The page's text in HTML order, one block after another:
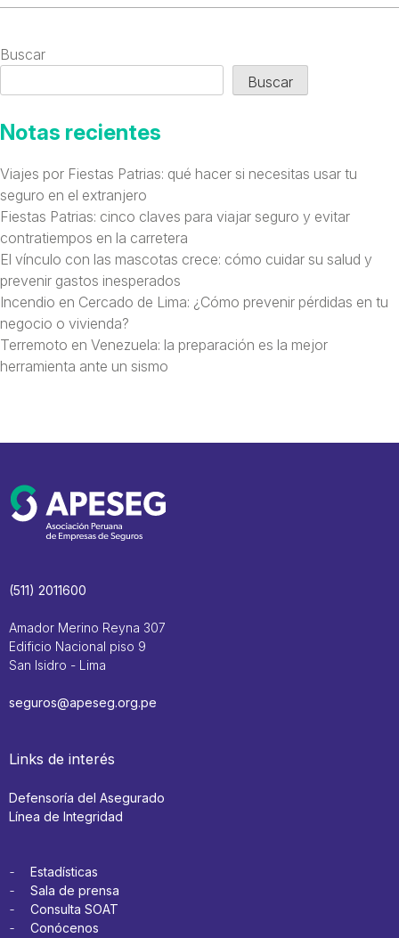
Buscar
Buscar
Notas recientes
Viajes por Fiestas Patrias: qué hacer si necesitas usar tu
seguro en el extranjero
Fiestas Patrias: cinco claves para viajar seguro y evitar
contratiempos en la carretera
El vínculo con las mascotas crece: cómo cuidar su salud y
prevenir gastos inesperados
Incendio en Cercado de Lima: ¿Cómo prevenir pérdidas en tu
negocio o vivienda?
Terremoto en Venezuela: la preparación es la mejor
herramienta ante un sismo
(511) 2011600
Amador Merino Reyna 307
Edificio Nacional piso 9
San Isidro - Lima
seguros@apeseg.org.pe
Links de interés
Defensoría del Asegurado
Línea de Integridad
Estadísticas
Sala de prensa
Consulta SOAT
Conócenos